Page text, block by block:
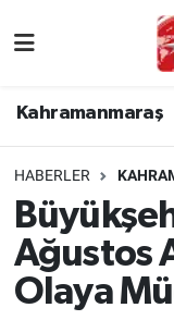
Kahramanmaraş
HABERLER
Ağustos
Olaya
Politika
Ekonomi
İstanbul
İstanbul
Süper Lig